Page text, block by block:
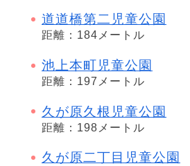
道道橋第二児童公園
距離：184メートル
池上本町児童公園
距離：197メートル
久が原久根児童公園
距離：198メートル
久が原二丁目児童公園